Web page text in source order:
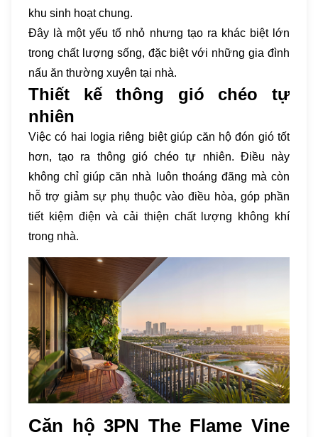
khu sinh hoạt chung.
Đây là một yếu tố nhỏ nhưng tạo ra khác biệt lớn
trong chất lượng sống, đặc biệt với những gia đình
nấu ăn thường xuyên tại nhà.
Thiết kế thông gió chéo tự
nhiên
Việc có hai logia riêng biệt giúp căn hộ đón gió tốt
hơn, tạo ra thông gió chéo tự nhiên. Điều này
không chỉ giúp căn nhà luôn thoáng đãng mà còn
hỗ trợ giảm sự phụ thuộc vào điều hòa, góp phần
tiết kiệm điện và cải thiện chất lượng không khí
trong nhà.
Căn hộ 3PN The Flame Vine